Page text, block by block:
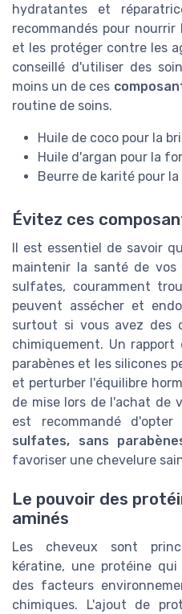
hydratantes et
recommandés pour
et les protéger contre les
conseillé d'utiliser des
moins un de ces
routine de soins.
Huile de coco pour la
Huile d'argan pour la
Beurre de karité pour
Évitez ces
Il est essentiel de savoir
maintenir la santé de vos
sulfates, couramment
peuvent assécher et
surtout si vous avez des
chimiquement. Un
parabènes et les silicones
et perturber l'équilibre
de mise lors de l'achat de
est recommandé
sulfates, sans
favoriser une chevelure
Le pouvoir des
aminés
Les cheveux sont
kératine, une protéine
des facteurs
chimiques. L'ajout de